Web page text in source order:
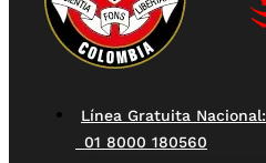
Línea Gratuita Nacional:
01 8000 180560